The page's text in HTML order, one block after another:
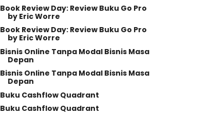
Book Review Day: Review Buku Go Pro
by Eric Worre
Book Review Day: Review Buku Go Pro
by Eric Worre
Bisnis Online Tanpa Modal Bisnis Masa
Depan
Bisnis Online Tanpa Modal Bisnis Masa
Depan
Buku Cashflow Quadrant
Buku Cashflow Quadrant